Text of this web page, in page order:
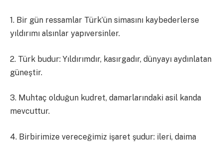
1. Bir gün ressamlar Türk’ün simasını kaybederlerse
yıldırımı alsınlar yapıversinler.
2. Türk budur: Yıldırımdır, kasırgadır, dünyayı aydınlatan
güneştir.
3. Muhtaç olduğun kudret, damarlarındaki asil kanda
mevcuttur.
4. Birbirimize vereceğimiz işaret şudur: ileri, daima